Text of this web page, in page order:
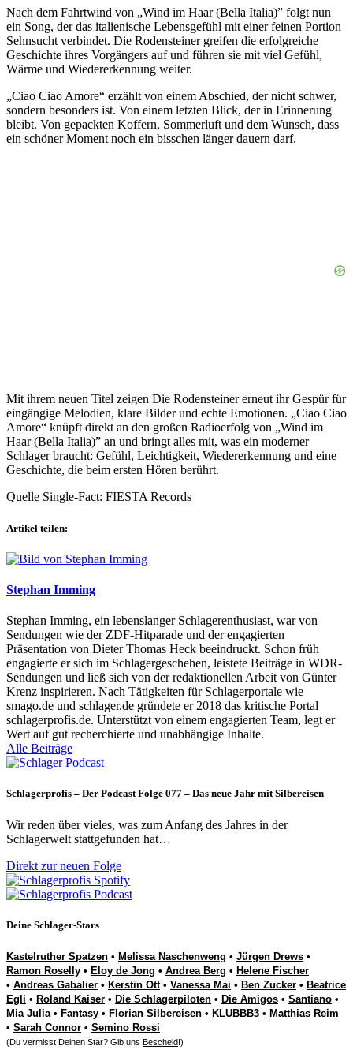
Nach dem Fahrtwind von „Wind im Haar (Bella Italia)” folgt nun
ein Song, der das italienische Lebensgefühl mit einer feinen Portion
Sehnsucht verbindet. Die Rodensteiner greifen die erfolgreiche
Geschichte ihres Vorgängers auf und führen sie mit viel Gefühl,
Wärme und Wiedererkennung weiter.
„Ciao Ciao Amore“ erzählt von einem Abschied, der nicht schwer,
sondern besonders ist. Von einem letzten Blick, der in Erinnerung
bleibt. Von gepackten Koffern, Sommerluft und dem Wunsch, dass
ein schöner Moment noch ein bisschen länger dauern darf.
Mit ihrem neuen Titel zeigen Die Rodensteiner erneut ihr Gespür für
eingängige Melodien, klare Bilder und echte Emotionen. „Ciao Ciao
Amore“ knüpft direkt an den großen Radioerfolg von „Wind im
Haar (Bella Italia)” an und bringt alles mit, was ein moderner
Schlager braucht: Gefühl, Leichtigkeit, Wiedererkennung und eine
Geschichte, die beim ersten Hören berührt.
Quelle Single-Fact: FIESTA Records
Artikel teilen:
Stephan Imming
Stephan Imming, ein lebenslanger Schlagerenthusiast, war von
Sendungen wie der ZDF-Hitparade und der engagierten
Präsentation von Dieter Thomas Heck beeindruckt. Schon früh
engagierte er sich im Schlagergeschehen, leistete Beiträge in WDR-
Sendungen und ließ sich von der redaktionellen Arbeit von Günter
Krenz inspirieren. Nach Tätigkeiten für Schlagerportale wie
smago.de und schlager.de gründete er 2018 das kritische Portal
schlagerprofis.de. Unterstützt von einem engagierten Team, legt er
Wert auf gut recherchierte und unabhängige Inhalte.
Alle Beiträge
Schlagerprofis – Der Podcast Folge 077 – Das neue Jahr mit Silbereisen
Wir reden über vieles, was zum Anfang des Jahres in der
Schlagerwelt stattgefunden hat…
Direkt zur neuen Folge
Deine Schlager-Stars
Kastelruther Spatzen • Melissa Naschenweng • Jürgen Drews •
Ramon Roselly • Eloy de Jong • Andrea Berg • Helene Fischer
• Andreas Gabalier • Kerstin Ott• Vanessa Mai • Ben Zucker • Beatrice
Egli • Roland Kaiser • Die Schlagerpiloten • Die Amigos • Santiano •
Mia Julia• Fantasy • Florian Silbereisen • KLUBBB3 • Matthias Reim
• Sarah Connor • Semino Rossi
(Du vermisst Deinen Star? Gib uns Bescheid!)